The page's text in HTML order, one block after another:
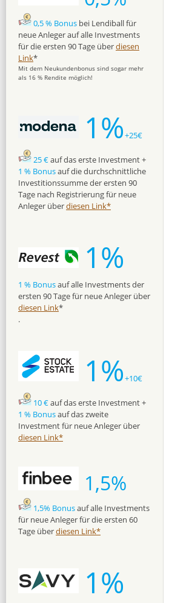
0,5 % Bonus bei Lendiball für
neue Anleger auf alle Investments
für die ersten 90 Tage überdiesen
Link*
Mit dem Neukundenbonus sind sogar mehr
als 16 % Rendite möglich!
1%+25€
25 €auf das erste Investment +
1 % Bonusauf die durchschnittliche
Investitionssumme der ersten 90
Tage nach Registrierung für neue
Anleger überdiesen Link*
1%
1 % Bonusauf alle Investments der
ersten 90 Tage für neue Anleger über
diesen Link*
.
1%+10€
10 €auf das erste Investment +
1 % Bonusauf das zweite
Investment für neue Anleger über
diesen Link*
1,5%
1,5% Bonusauf alle Investments
für neue Anleger für die ersten 60
Tage überdiesen Link*
1%